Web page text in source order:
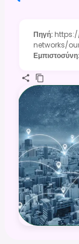
Πηγή:
networks/
Εμπιστοσύνη: